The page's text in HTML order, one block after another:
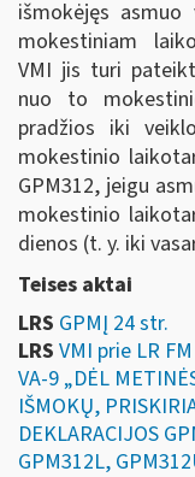
išmokėjęs asmuo
mokestiniam
VMI jis turi
nuo to
pradžios iki
mokestinio
GPM312, jeigu
mokestinio
dienos (t. y. iki
Teises aktai
LRS GPMĮ 24 str.
LRS VMI prie LR
VA-9 „DĖL
IŠMOKŲ,
DEKLARACIJOS
GPM312L,